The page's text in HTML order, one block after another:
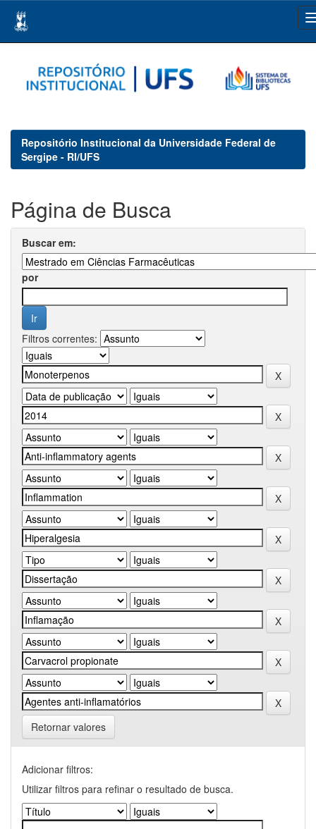
navigation
Repositório Institucional da Universidade Federal de
Sergipe - RI/UFS
Página de Busca
Buscar em:
por
Filtros correntes:
Retornar valores
Adicionar filtros:
Utilizar filtros para refinar o resultado de busca.